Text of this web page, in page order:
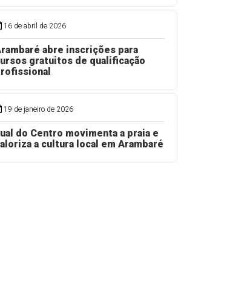
16 de abril de 2026
abre inscrições para
gratuitos de qualificação
19 de janeiro de 2026
do Centro movimenta a praia e
a cultura local em Arambaré